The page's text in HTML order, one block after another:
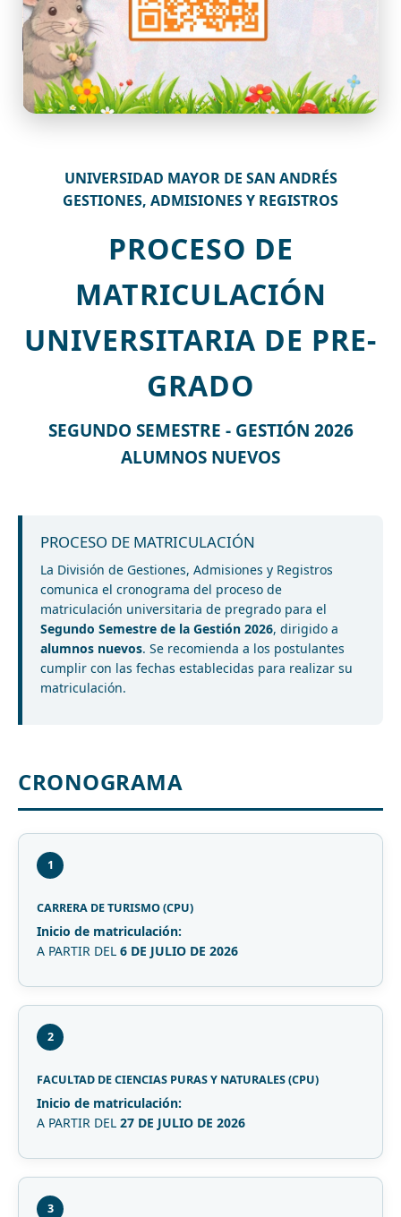
UNIVERSIDAD MAYOR DE SAN ANDRÉS
GESTIONES, ADMISIONES Y REGISTROS
PROCESO DE
MATRICULACIÓN
UNIVERSITARIA DE PRE-
GRADO
SEGUNDO SEMESTRE - GESTIÓN 2026
ALUMNOS NUEVOS
PROCESO DE MATRICULACIÓN
La División de Gestiones, Admisiones y Registros
comunica el cronograma del proceso de
matriculación universitaria de pregrado para el
Segundo Semestre de la Gestión 2026, dirigido a
alumnos nuevos. Se recomienda a los postulantes
cumplir con las fechas establecidas para realizar su
matriculación.
CRONOGRAMA
1
CARRERA DE TURISMO (CPU)
Inicio de matriculación:
A PARTIR DEL 6 DE JULIO DE 2026
2
FACULTAD DE CIENCIAS PURAS Y NATURALES (CPU)
Inicio de matriculación:
A PARTIR DEL 27 DE JULIO DE 2026
3